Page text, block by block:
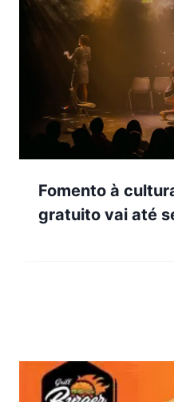
Fomento à
gratuito vai até